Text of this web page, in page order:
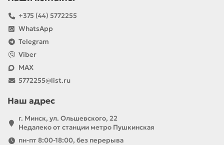
+375 (44) 5772255
WhatsApp
Telegram
Viber
MAX
5772255@list.ru
Наш адрес
г. Минск, ул. Ольшевского, 22
Недалеко от станции метро Пушкинская
пн-пт 8:00-18:00, без перерыва